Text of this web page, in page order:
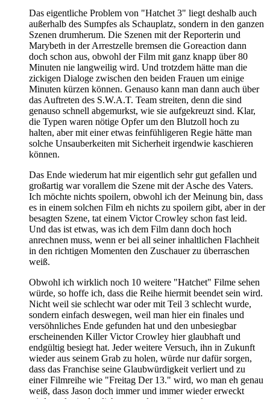
Das eigentliche Problem von "Hatchet 3" liegt deshalb auch
außerhalb des Sumpfes als Schauplatz, sondern in den ganzen
Szenen drumherum. Die Szenen mit der Reporterin und
Marybeth in der Arrestzelle bremsen die Goreaction dann
doch schon aus, obwohl der Film mit ganz knapp über 80
Minuten nie langweilig wird. Und trotzdem hätte man die
zickigen Dialoge zwischen den beiden Frauen um einige
Minuten kürzen können. Genauso kann man dann auch über
das Auftreten des S.W.A.T. Team streiten, denn die sind
genauso schnell abgemurkst, wie sie aufgekreuzt sind. Klar,
die Typen waren nötige Opfer um den Blutzoll hoch zu
halten, aber mit einer etwas feinfühligeren Regie hätte man
solche Unsauberkeiten mit Sicherheit irgendwie kaschieren
können.
Das Ende wiederum hat mir eigentlich sehr gut gefallen und
großartig war vorallem die Szene mit der Asche des Vaters.
Ich möchte nichts spoilern, obwohl ich der Meinung bin, dass
es in einem solchen Film eh nichts zu spoilern gibt, aber in der
besagten Szene, tat einem Victor Crowley schon fast leid.
Und das ist etwas, was ich dem Film dann doch hoch
anrechnen muss, wenn er bei all seiner inhaltlichen Flachheit
in den richtigen Momenten den Zuschauer zu überraschen
weiß.
Obwohl ich wirklich noch 10 weitere "Hatchet" Filme sehen
würde, so hoffe ich, dass die Reihe hiermit beendet sein wird.
Nicht weil sie schlecht war oder mit Teil 3 schlecht wurde,
sondern einfach deswegen, weil man hier ein finales und
versöhnliches Ende gefunden hat und den unbesiegbar
erscheinenden Killer Victor Crowley hier glaubhaft und
endgültig besiegt hat. Jeder weitere Versuch, ihn in Zukunft
wieder aus seinem Grab zu holen, würde nur dafür sorgen,
dass das Franchise seine Glaubwürdigkeit verliert und zu
einer Filmreihe wie "Freitag Der 13." wird, wo man eh genau
weiß, dass Jason doch immer und immer wieder erweckt